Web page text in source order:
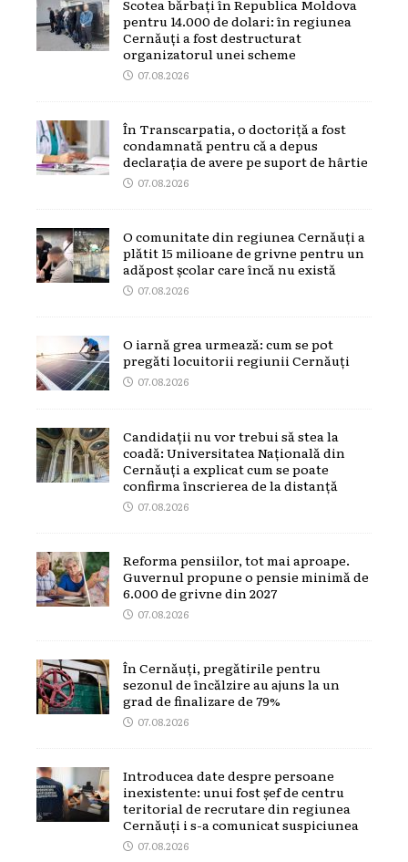
Scotea bărbați în Republica Moldova
pentru 14.000 de dolari: în regiunea
Cernăuți a fost destructurat
organizatorul unei scheme
07.08.2026
În Transcarpatia, o doctoriță a fost
condamnată pentru că a depus
declarația de avere pe suport de hârtie
07.08.2026
O comunitate din regiunea Cernăuți a
plătit 15 milioane de grivne pentru un
adăpost școlar care încă nu există
07.08.2026
O iarnă grea urmează: cum se pot
pregăti locuitorii regiunii Cernăuți
07.08.2026
Candidații nu vor trebui să stea la
coadă: Universitatea Națională din
Cernăuți a explicat cum se poate
confirma înscrierea de la distanță
07.08.2026
Reforma pensiilor, tot mai aproape.
Guvernul propune o pensie minimă de
6.000 de grivne din 2027
07.08.2026
În Cernăuți, pregătirile pentru
sezonul de încălzire au ajuns la un
grad de finalizare de 79%
07.08.2026
Introducea date despre persoane
inexistente: unui fost șef de centru
teritorial de recrutare din regiunea
Cernăuți i s-a comunicat suspiciunea
07.08.2026